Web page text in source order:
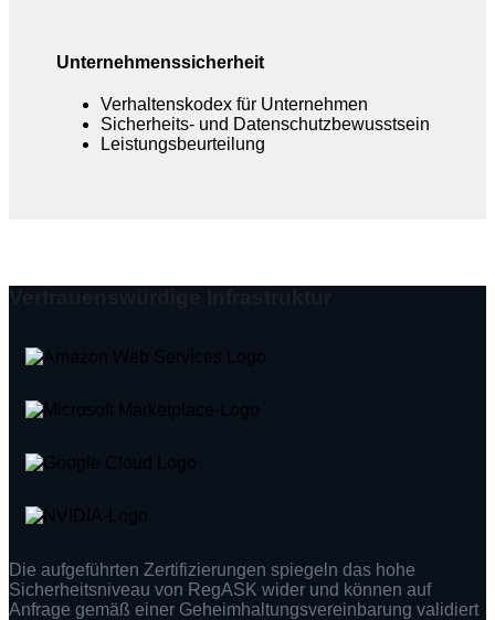
Unternehmenssicherheit
Verhaltenskodex für Unternehmen
Sicherheits- und Datenschutzbewusstsein
Leistungsbeurteilung
Die aufgeführten Zertifizierungen spiegeln das hohe
Sicherheitsniveau von RegASK wider und können auf
Anfrage gemäß einer Geheimhaltungsvereinbarung validiert